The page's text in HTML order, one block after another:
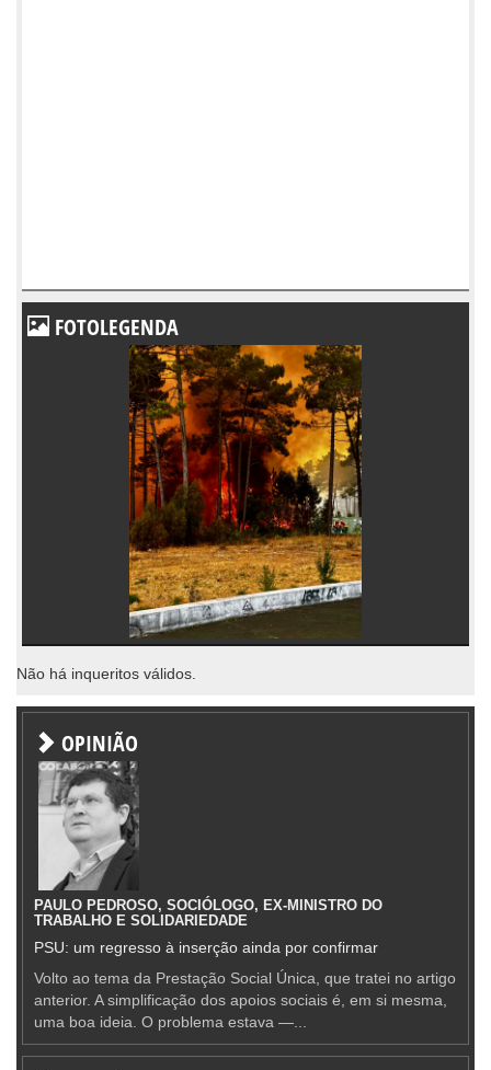
FOTOLEGENDA
Não há inqueritos válidos.
OPINIÃO
PAULO PEDROSO, SOCIÓLOGO, EX-MINISTRO DO
TRABALHO E SOLIDARIEDADE
PSU: um regresso à inserção ainda por confirmar
Volto ao tema da Prestação Social Única, que tratei no artigo
anterior. A simplificação dos apoios sociais é, em si mesma,
uma boa ideia. O problema estava —...